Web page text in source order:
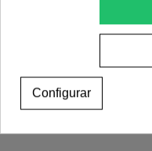
2,45 €
Configurar